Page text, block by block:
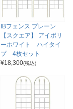
IBフェンス プレーン
【スクエア】 アイボリ
ーホワイト ハイタイ
プ 4枚セット
¥18,300(税込)